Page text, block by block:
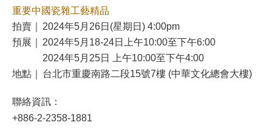
重要中國瓷雜工藝精品
拍賣｜
2024年5月26日(星期日) 4:00pm
預展｜
2024年5月18-24日上午10:00至下午6:00
2024年5月25日 上午10:00至下午4:00
地點｜
台北市重慶南路二段15號7樓 (中華文化總會大樓)
聯絡資訊：
+886-2-2358-1881